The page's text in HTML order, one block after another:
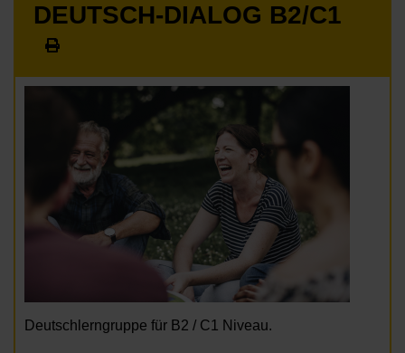
DEUTSCH-DIALOG B2/C1
Deutschlerngruppe für B2 / C1 Niveau.